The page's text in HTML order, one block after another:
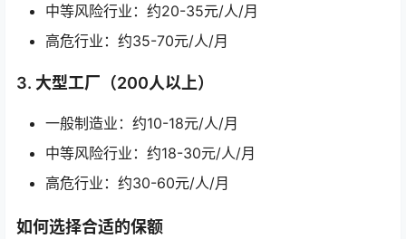
中等风险行业：约20-35元/人/月
高危行业：约35-70元/人/月
3. 大型工厂（200人以上）
一般制造业：约10-18元/人/月
中等风险行业：约18-30元/人/月
高危行业：约30-60元/人/月
如何选择合适的保额